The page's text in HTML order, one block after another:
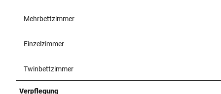
Mehrbettzimmer
Einzelzimmer
Twinbettzimmer
Verpflegung